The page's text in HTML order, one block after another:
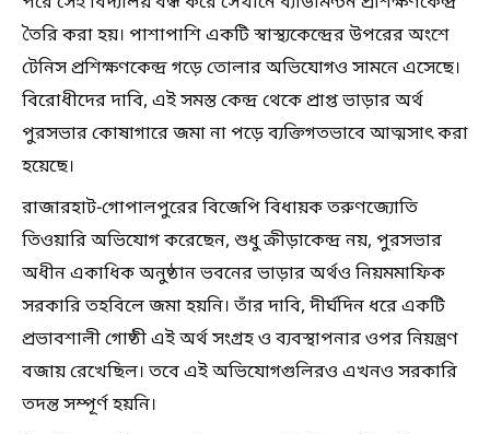
তৈরি করা হয়। পাশাপাশি একটি স্বাস্থ্যকেন্দ্রের উপরের অংশে
টেনিস প্রশিক্ষণকেন্দ্র গড়ে তোলার অভিযোগও সামনে এসেছে।
বিরোধীদের দাবি, এই সমস্ত কেন্দ্র থেকে প্রাপ্ত ভাড়ার অর্থ
পুরসভার কোষাগারে জমা না পড়ে ব্যক্তিগতভাবে আত্মসাৎ করা
হয়েছে।
রাজারহাট-গোপালপুরের বিজেপি বিধায়ক তরুণজ্যোতি
তিওয়ারি অভিযোগ করেছেন, শুধু ক্রীড়াকেন্দ্র নয়, পুরসভার
অধীন একাধিক অনুষ্ঠান ভবনের ভাড়ার অর্থও নিয়মমাফিক
সরকারি তহবিলে জমা হয়নি। তাঁর দাবি, দীর্ঘদিন ধরে একটি
প্রভাবশালী গোষ্ঠী এই অর্থ সংগ্রহ ও ব্যবস্থাপনার ওপর নিয়ন্ত্রণ
বজায় রেখেছিল। তবে এই অভিযোগগুলিরও এখনও সরকারি
তদন্ত সম্পূর্ণ হয়নি।